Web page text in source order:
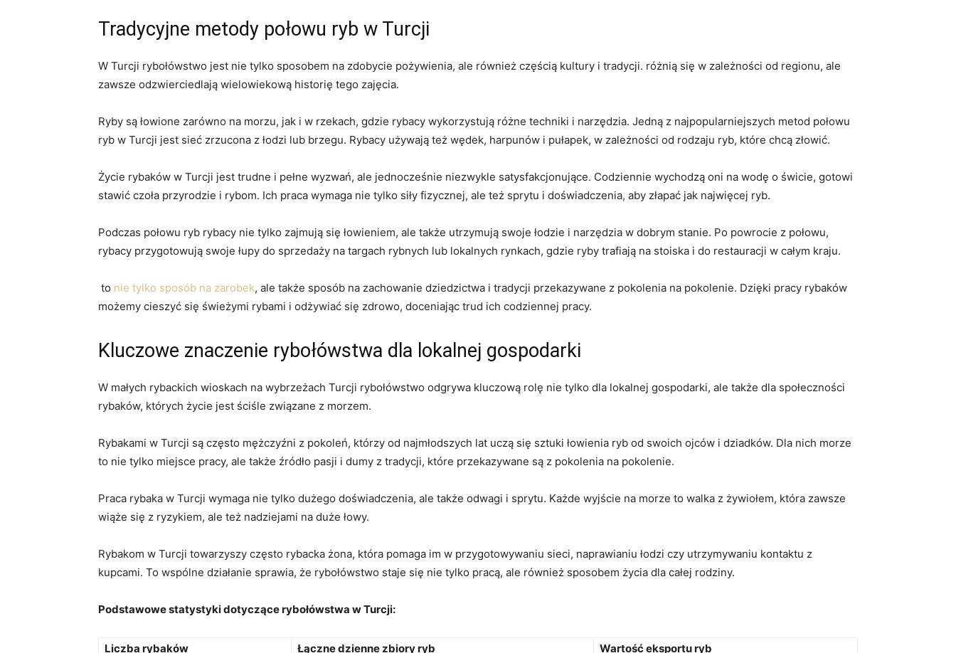
Tradycyjne metody połowu ryb w Turcji
W⁤ Turcji rybołówstwo jest nie tylko sposobem na zdobycie​ pożywienia, ale⁣ również częścią kultury i tradycji. różnią się w zależności od regionu, ale
zawsze odzwierciedlają wielowiekową‍ historię tego zajęcia.
Ryby są łowione zarówno na ⁣morzu, jak‌ i w rzekach, gdzie ​rybacy wykorzystują różne ​techniki ‌i ⁤narzędzia. Jedną z najpopularniejszych metod połowu
ryb w Turcji ​jest sieć zrzucona z łodzi lub brzegu. Rybacy używają też wędek, ‍harpunów i pułapek, ​w zależności od rodzaju ryb, które chcą złowić.
Życie rybaków w Turcji jest trudne i pełne⁢ wyzwań,⁤ ale jednocześnie niezwykle ⁢satysfakcjonujące. Codziennie wychodzą oni na wodę o świcie,⁤ gotowi⁢
stawić czoła przyrodzie i rybom. Ich praca wymaga nie tylko siły fizycznej, ale też ‍sprytu i doświadczenia, aby złapać jak ⁢najwięcej ryb.
Podczas połowu ryb rybacy nie tylko zajmują się łowieniem, ale także utrzymują swoje łodzie ‌i⁣ narzędzia w dobrym stanie. Po powrocie​ z połowu,
rybacy‌ przygotowują swoje łupy do sprzedaży na⁣ targach rybnych lub lokalnych rynkach, gdzie ryby trafiają na stoiska ⁣i ⁢do restauracji w całym kraju.
‌ to nie tylko sposób na zarobek, ale także sposób na zachowanie dziedzictwa i tradycji przekazywane ‍z pokolenia na pokolenie.⁤ Dzięki ⁢pracy rybaków
możemy cieszyć się​ świeżymi rybami i odżywiać się zdrowo, doceniając trud ich codziennej pracy.
Kluczowe znaczenie ‌rybołówstwa dla lokalnej gospodarki
W małych rybackich wioskach ​na wybrzeżach Turcji rybołówstwo odgrywa kluczową rolę ‌nie tylko dla lokalnej gospodarki, ale także dla społeczności
⁣rybaków, których życie jest ​ściśle związane z morzem.
Rybakami w Turcji są często mężczyźni ‍z pokoleń, którzy od⁤ najmłodszych lat uczą⁢ się sztuki łowienia ryb od swoich ojców i dziadków. Dla nich morze
to nie tylko miejsce pracy, ale także źródło pasji i dumy z tradycji, które przekazywane są z pokolenia na pokolenie.
Praca rybaka ‍w Turcji wymaga nie tylko dużego doświadczenia, ale także odwagi i sprytu. Każde wyjście na morze to walka z żywiołem, która zawsze
wiąże‌ się ⁢z ryzykiem, ale też nadziejami na duże łowy.
Rybakom ​w Turcji towarzyszy często​ rybacka żona, która pomaga im w przygotowywaniu sieci, naprawianiu łodzi czy utrzymywaniu⁤ kontaktu z
kupcami. To wspólne działanie sprawia, że rybołówstwo ⁤staje się nie tylko pracą, ale również sposobem życia dla całej rodziny.
Podstawowe statystyki dotyczące rybołówstwa w Turcji:
Liczba ​rybaków Łączne dzienne zbiory ryb Wartość eksportu ryb